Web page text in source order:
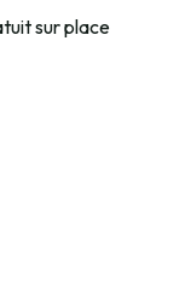
sur place